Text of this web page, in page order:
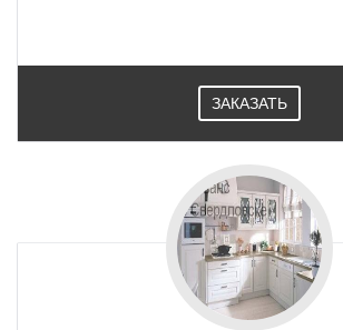
ЗАКАЗАТЬ